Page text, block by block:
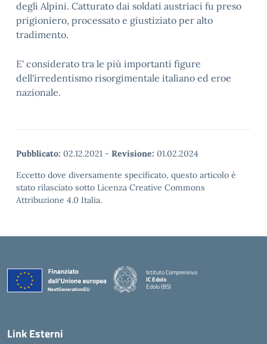
degli Alpini. Catturato dai soldati austriaci fu preso
prigioniero, processato e giustiziato per alto
tradimento.
E' considerato tra le più importanti figure
dell'irredentismo risorgimentale italiano ed eroe
nazionale.
Pubblicato: 02.12.2021 - Revisione: 01.02.2024
Eccetto dove diversamente specificato, questo articolo è
stato rilasciato sotto Licenza Creative Commons
Attribuzione 4.0 Italia.
Istituto Comprensivo
IC Edolo
Edolo (BS)
Link Esterni